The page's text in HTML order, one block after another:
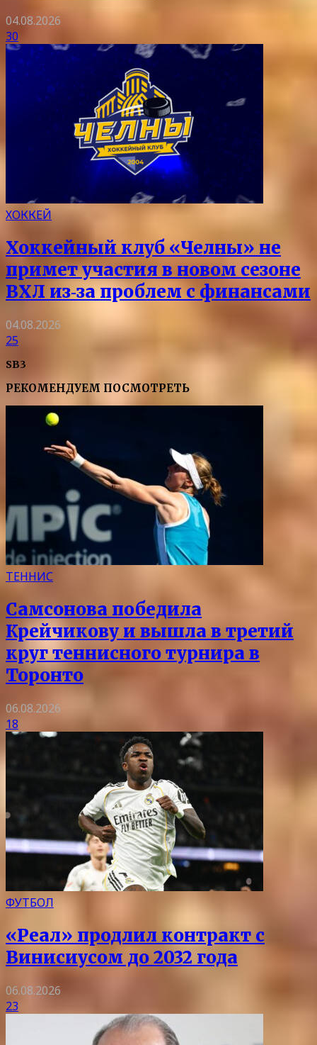
04.08.2026
30
ХОККЕЙ
Хоккейный клуб «Челны» не
примет участия в новом сезоне
ВХЛ из‑за проблем с финансами
04.08.2026
25
SB3
РЕКОМЕНДУЕМ ПОСМОТРЕТЬ
ТЕННИС
Самсонова победила
Крейчикову и вышла в третий
круг теннисного турнира в
Торонто
06.08.2026
18
ФУТБОЛ
«Реал» продлил контракт с
Винисиусом до 2032 года
06.08.2026
23